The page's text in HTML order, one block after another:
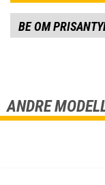
BE OM
ANDRE